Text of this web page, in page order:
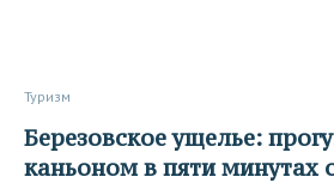
Туризм
Березовское ущелье: прогулка над
каньоном в пяти минутах